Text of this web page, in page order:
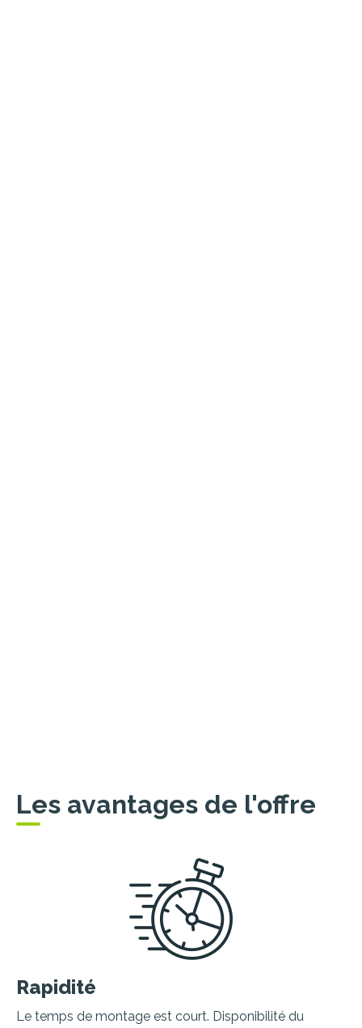
Les avantages de l'offre
Rapidité
Le temps de montage est court. Disponibilité du